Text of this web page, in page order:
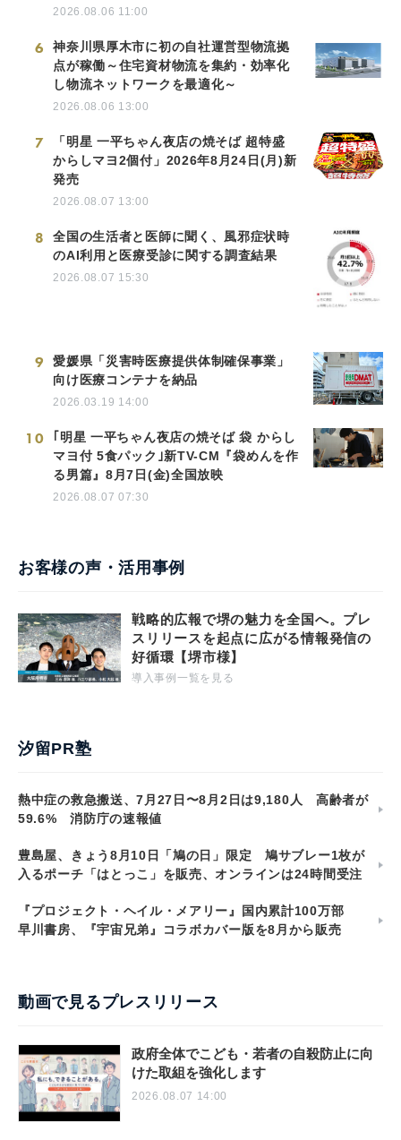
2026.08.06 11:00
6
神奈川県厚木市に初の自社運営型物流拠
点が稼働～住宅資材物流を集約・効率化
し物流ネットワークを最適化～
2026.08.06 13:00
7
「明星 一平ちゃん夜店の焼そば 超特盛
からしマヨ2個付」2026年8月24日(月)新
発売
2026.08.07 13:00
8
全国の生活者と医師に聞く、風邪症状時
のAI利用と医療受診に関する調査結果
2026.08.07 15:30
9
愛媛県「災害時医療提供体制確保事業」
向け医療コンテナを納品
2026.03.19 14:00
10
｢明星 一平ちゃん夜店の焼そば 袋 からし
マヨ付 5食パック｣新TV-CM『袋めんを作
る男篇』8月7日(金)全国放映
2026.08.07 07:30
お客様の声・活用事例
戦略的広報で堺の魅力を全国へ。プレ
スリリースを起点に広がる情報発信の
好循環【堺市様】
導入事例一覧を見る
汐留PR塾
熱中症の救急搬送、7月27日〜8月2日は9,180人 高齢者が
59.6% 消防庁の速報値
豊島屋、きょう8月10日「鳩の日」限定 鳩サブレー1枚が
入るポーチ「はとっこ」を販売、オンラインは24時間受注
『プロジェクト・ヘイル・メアリー』国内累計100万部
早川書房、『宇宙兄弟』コラボカバー版を8月から販売
動画で見るプレスリリース
政府全体でこども・若者の自殺防止に向
けた取組を強化します
2026.08.07 14:00